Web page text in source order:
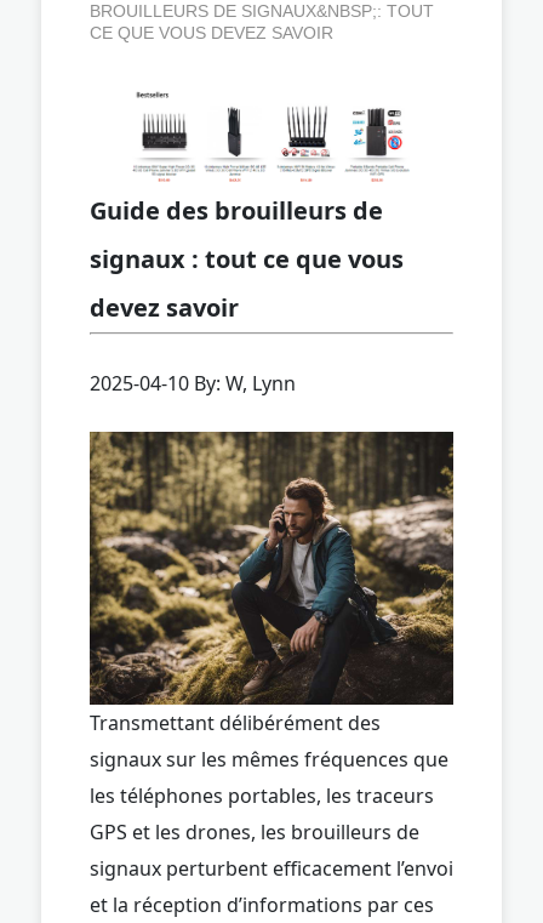
BROUILLEURS DE SIGNAUX&NBSP;: TOUT
CE QUE VOUS DEVEZ SAVOIR
Guide des brouilleurs de
signaux : tout ce que vous
devez savoir
2025-04-10 By: W, Lynn
Transmettant délibérément des
signaux sur les mêmes fréquences que
les téléphones portables, les traceurs
GPS et les drones, les brouilleurs de
signaux perturbent efficacement l’envoi
et la réception d’informations par ces